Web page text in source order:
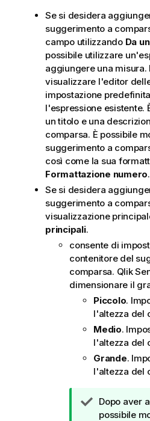
Se si desidera
suggerimento a
campo utilizzando Da
possibile utilizzare
aggiungere una misura.
visualizzare l'editor
impostazione
l'espressione esistente.
un titolo e una
comparsa. È possibile
suggerimento a
così come la sua
Formattazione numero.
Se si desidera
suggerimento a
visualizzazione
principali.
consente di
contenitore del
comparsa. Qlik
dimensionare il
Piccolo.
l'altezza del
Medio.
l'altezza del
Grande.
l'altezza del
N
o
Dopo aver
possibile